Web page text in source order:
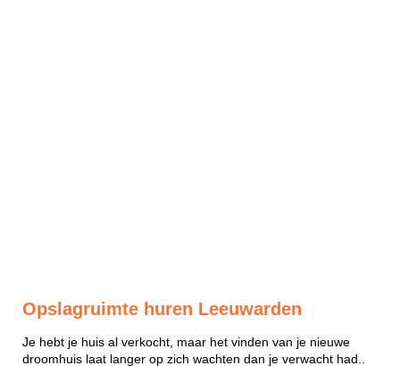
Opslagruimte huren Leeuwarden
Je hebt je huis al verkocht, maar het vinden van je nieuwe
droomhuis laat langer op zich wachten dan je verwacht had..